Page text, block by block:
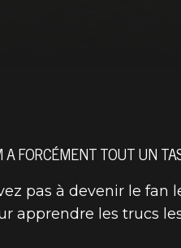
FORCÉMENT TOUT UN
pas à devenir le fan
apprendre les trucs